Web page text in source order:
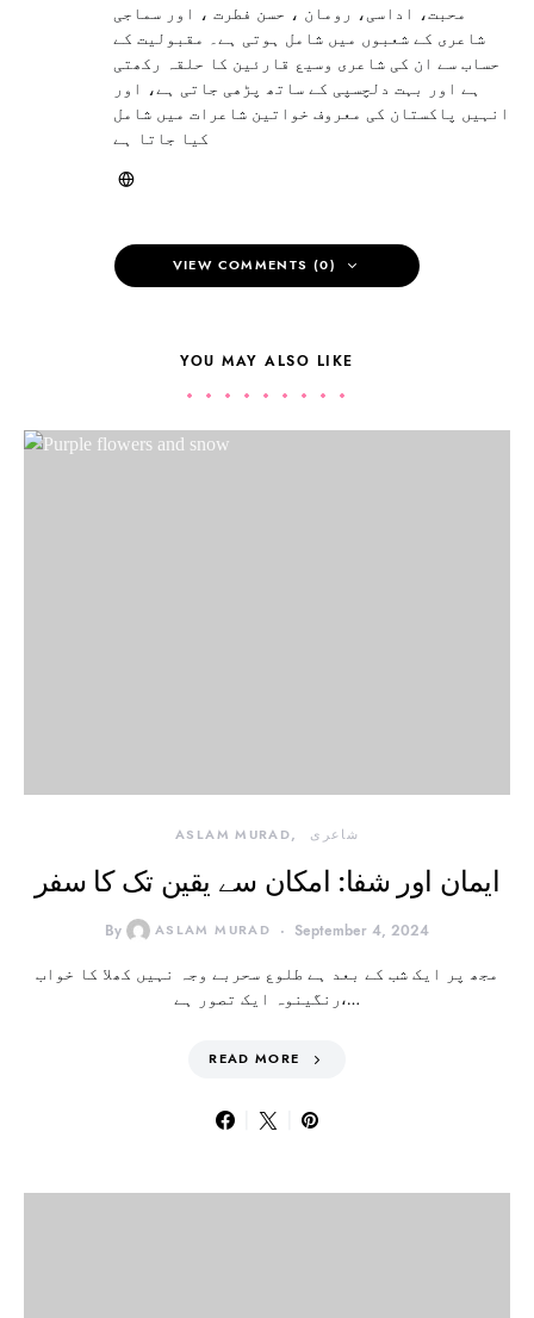
محبت، اداسی، رومان ، حسن فطرت ، اور سماجی
شاعری کے شعبوں میں شامل ہوتی ہے۔ مقبولیت کے
حساب سے ان کی شاعری وسیع قارئین کا حلقہ رکھتی
ہے اور بہت دلچسپی کے ساتھ پڑھی جاتی ہے، اور
انہیں پاکستان کی معروف خواتین شاعرات میں شامل
کیا جاتا ہے
VIEW COMMENTS (0)
YOU MAY ALSO LIKE
ASLAM MURAD شاعری
ایمان اور شفا: امکان سے یقین تک کا سفر
By ASLAM MURAD September 4, 2024
مجھ پر ایک شب کے بعد ہے طلوع سحربے وجہ نہیں کھلا کا خواب
رنگینوہ ایک تصور ہے،…
READ MORE